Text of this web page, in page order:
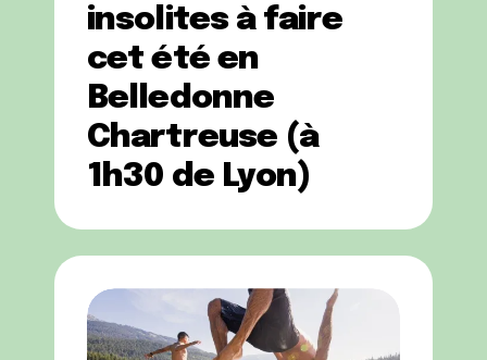
insolites à faire
cet été en
Belledonne
Chartreuse (à
1h30 de Lyon)